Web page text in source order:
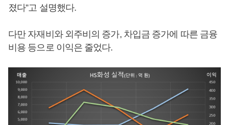
졌다”고 설명했다.
다만 자재비와 외주비의 증가, 차입금 증가에 따른 금융
비용 등으로 이익은 줄었다.